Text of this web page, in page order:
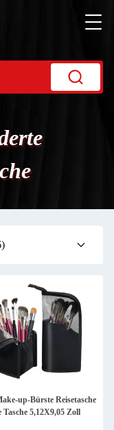
up-Bürste Reisetasche
Tasche 5,12X9,05 Zoll